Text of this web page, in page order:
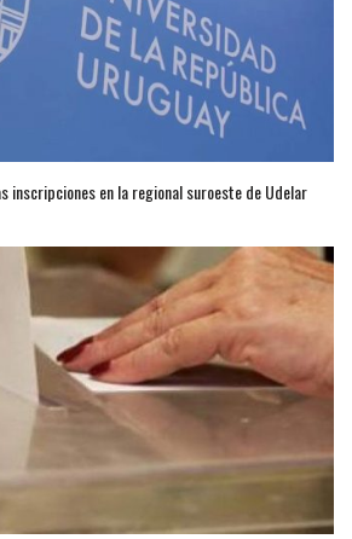
inscripciones en la regional suroeste de Udelar